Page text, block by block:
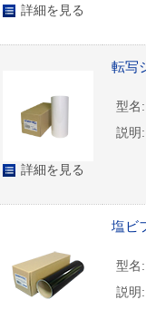
詳細を見る
詳細を見る
転写
型名:
説明:
塩ビ
型名:
説明: